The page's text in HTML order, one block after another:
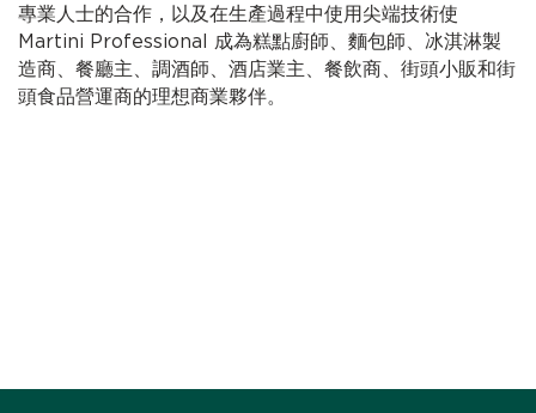
專業人士的合作，以及在生產過程中使用尖端技術使
Martini Professional 成為糕點廚師、麵包師、冰淇淋製
造商、餐廳主、調酒師、酒店業主、餐飲商、街頭小販和街
頭食品營運商的理想商業夥伴。